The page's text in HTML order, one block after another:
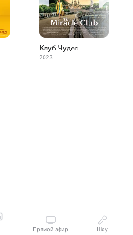
Клуб Чудес
2023
Прямой эфир Шоу